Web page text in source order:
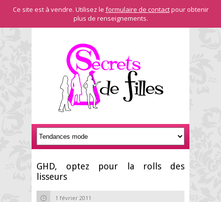
Ce site est à vendre. Utilisez le formulaire de contactpour obtenir
plus de renseignements.
GHD, optez pour la rolls des
lisseurs
1 février 2011